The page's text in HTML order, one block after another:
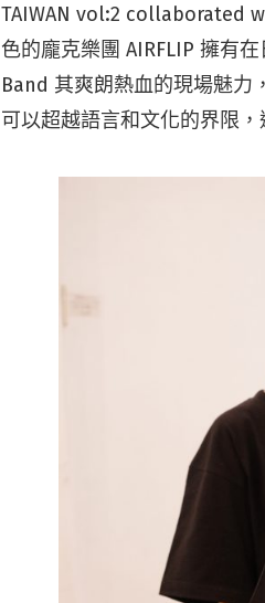
TAIWAN vol:2 collaborated
色的龐克樂團 AIRFLIP 擁有
Band 其爽朗熱血的現場魅力
可以超越語言和文化的界限